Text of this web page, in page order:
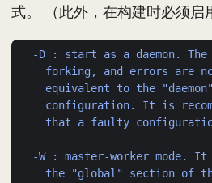
式。 （此外，在构建时必须启
-D : start as a daemon.
forking, and errors are
equivalent to the
configuration. It is
that a faulty
-W : master-worker mode.
the "global" section of